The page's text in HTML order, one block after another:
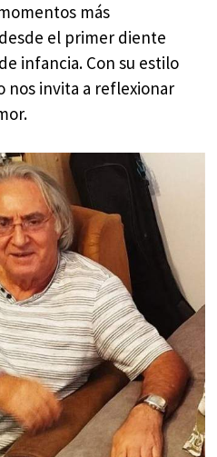
más
el primer diente
infancia. Con su estilo
nos invita a reflexionar